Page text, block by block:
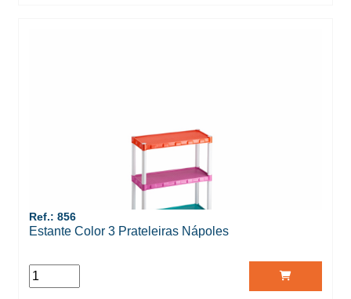
Ref.: 856
Estante Color 3 Prateleiras Nápoles